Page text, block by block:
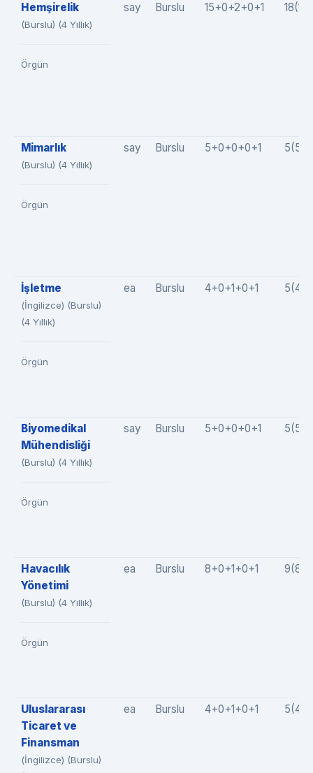
Hemşirelik
(Burslu) (4 Yıllık)
Örgün
say Burslu 15+0+2+0+1
Mimarlık
(Burslu) (4 Yıllık)
Örgün
say Burslu 5+0+0+0+1
İşletme
(İngilizce) (Burslu)
(4 Yıllık)
Örgün
ea Burslu 4+0+1+0+1
Biyomedikal
Mühendisliği
(Burslu) (4 Yıllık)
Örgün
say Burslu 5+0+0+0+1
Havacılık
Yönetimi
(Burslu) (4 Yıllık)
Örgün
ea Burslu 8+0+1+0+1
Uluslararası
Ticaret ve
Finansman
(İngilizce) (Burslu)
ea Burslu 4+0+1+0+1